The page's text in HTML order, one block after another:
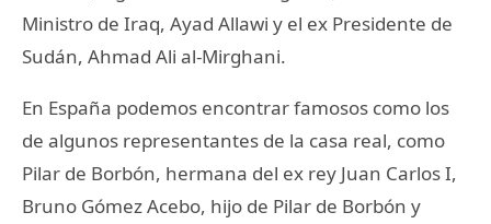
Ministro de Iraq, Ayad Allawi y el ex Presidente de
Sudán, Ahmad Ali al-Mirghani.
En España podemos encontrar famosos como los
de algunos representantes de la casa real, como
Pilar de Borbón, hermana del ex rey Juan Carlos I,
Bruno Gómez Acebo, hijo de Pilar de Borbón y